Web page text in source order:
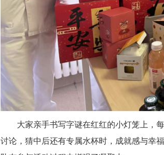
大家亲手书写字谜在红红的小灯笼上，
讨论，猜中后还有专属水杯时，成就感与幸